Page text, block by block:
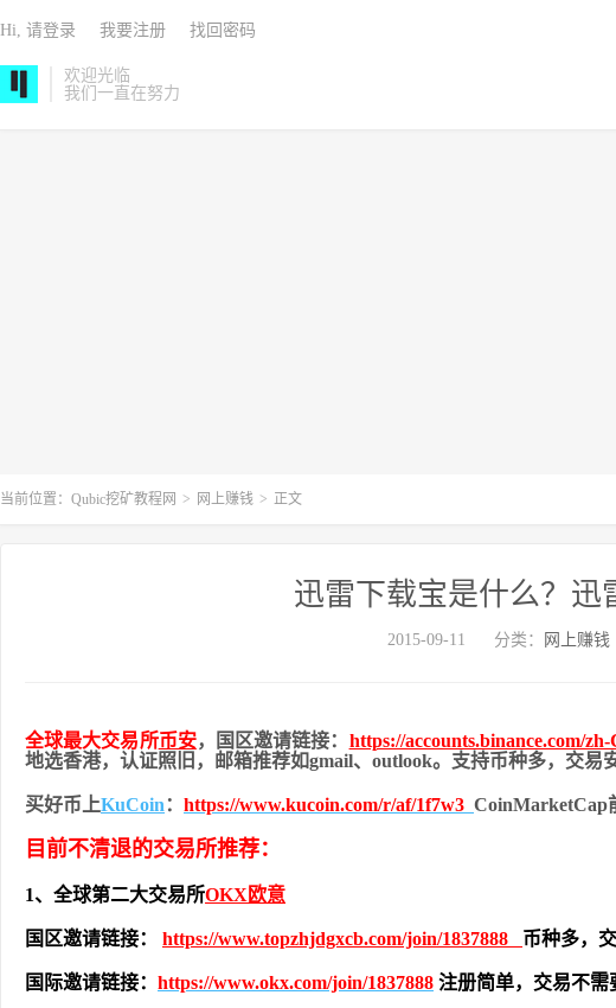
欢迎光临
我们一直在努力
Hi, 请登录 我要注册 找回密码
当前位置： Qubic挖矿教程网 > 网上赚钱 > 正文
迅雷下载宝是什么？迅
2015-09-11 分类： 网上赚钱
全球最大交易所币安，国区邀请链接： https://accounts.binance.com/
地选香港，认证照旧， 邮箱推荐如gmail、outlook。支持币种多，交易
买好币上KuCoin ： https://www.kucoin.com/r/af/1f7w3 CoinMarketCap
目前不清退的交易所推荐：
1、全球第二大交易所OKX欧意
国区邀请链接： https://www.topzhjdgxcb.com/join/1837888 币种多，
国际邀请链接： https://www.okx.com/join/1837888 注册简单，交易不需